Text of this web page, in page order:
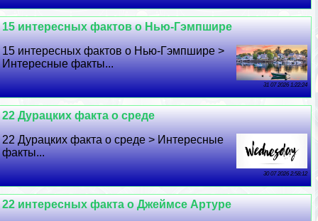
15 интересных фактов о Нью-Гэмпшире
15 интересных фактов о Нью-Гэмпшире >
Интересные факты...
31 07 2026 1:22:24
22 Дypaцких факта о среде
22 Дypaцких факта о среде > Интересные
факты...
30 07 2026 2:58:12
22 интересных факта о Джеймсе Артуре